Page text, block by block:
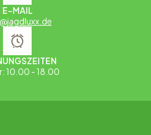
E-MAIL
10.00 - 18.00